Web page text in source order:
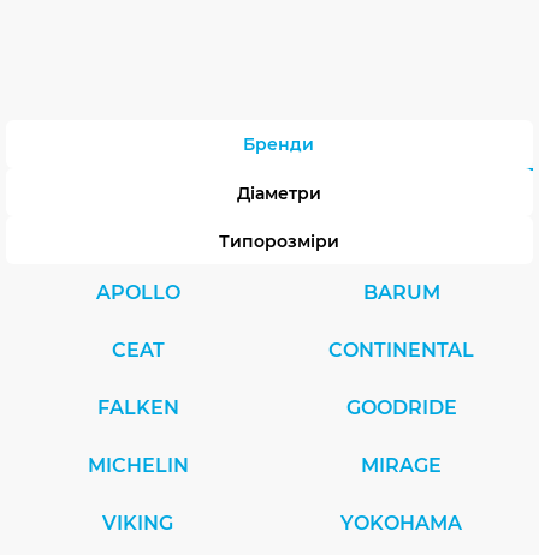
Бренди
Діаметри
Типорозміри
APOLLO BARUM
CEAT CONTINENTAL
FALKEN GOODRIDE
MICHELIN MIRAGE
VIKING YOKOHAMA